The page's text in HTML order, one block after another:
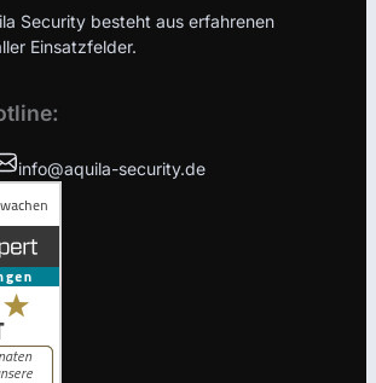
Security besteht aus erfahrenen
Einsatzfelder.
info@aquila-security.de